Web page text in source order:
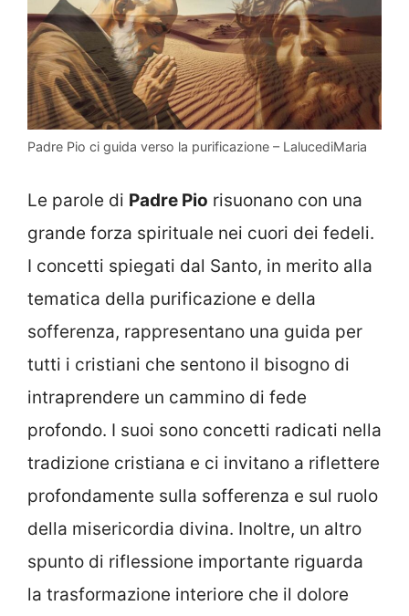
Padre Pio ci guida verso la purificazione – LalucediMaria
Le parole di Padre Pio risuonano con una
grande forza spirituale nei cuori dei fedeli.
I concetti spiegati dal Santo, in merito alla
tematica della purificazione e della
sofferenza, rappresentano una guida per
tutti i cristiani che sentono il bisogno di
intraprendere un cammino di fede
profondo. I suoi sono concetti radicati nella
tradizione cristiana e ci invitano a riflettere
profondamente sulla sofferenza e sul ruolo
della misericordia divina. Inoltre, un altro
spunto di riflessione importante riguarda
la trasformazione interiore che il dolore